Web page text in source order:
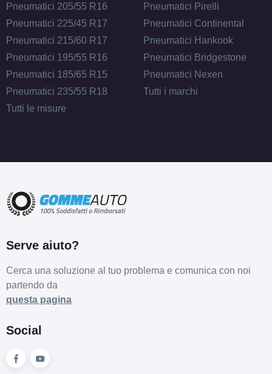
Pneumatici 205/55 R16
Pneumatici 225/45 R17
Pneumatici 215/60 R17
Pneumatici 195/55 R16
Pneumatici 185/65 R15
Pneumatici 235/55 R18
Tutti le misure
Pneumatici Pirelli
Pneumatici Continental
Pneumatici Hankook
Pneumatici Bridgestone
Pneumatici Nexen
Tutti i marchi
Serve aiuto?
Cerca una soluzione al tuo problema e comunica con noi
partendo da
questa pagina
Social